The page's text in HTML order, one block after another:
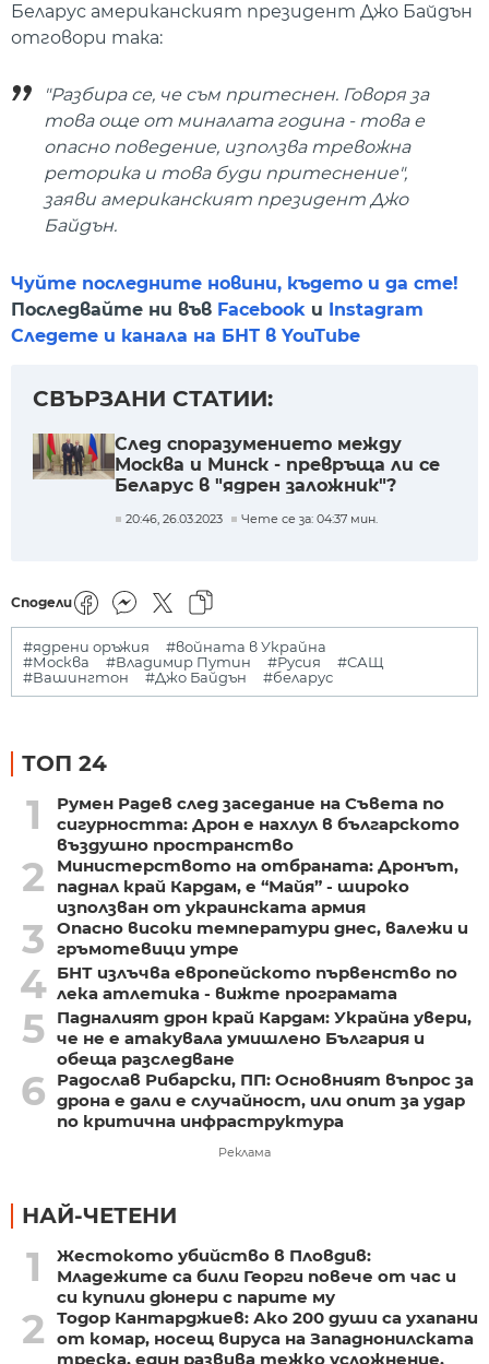
Беларус американският президент Джо Байдън
отговори така:
"Разбира се, че съм притеснен. Говоря за
това още от миналата година - това е
опасно поведение, използва тревожна
реторика и това буди притеснение",
заяви американският президент Джо
Байдън.
Чуйте последните новини, където и да сте!
Последвайте ни във Facebook и Instagram
Следете и канала на БНТ в YouTube
СВЪРЗАНИ СТАТИИ:
След споразумението между
Москва и Минск - превръща ли се
Беларус в "ядрен заложник"?
20:46, 26.03.2023 Чете се за: 04:37 мин.
Сподели
#ядрени оръжия
#войната в Украйна
#Москва
#Владимир Путин #Русия
#САЩ
#Вашингтон
#Джо Байдън #беларус
ТОП 24
1
Румен Радев след заседание на Съвета по
сигурността: Дрон е нахлул в българското
въздушно пространство
2
Министерството на отбраната: Дронът,
паднал край Кардам, е “Майя” - широко
използван от украинската армия
3
Опасно високи температури днес, валежи и
гръмотевици утре
4 БНТ излъчва европейското първенство по
лека атлетика - вижте програмата
5
Падналият дрон край Кардам: Украйна увери,
че не е атакувала умишлено България и
обеща разследване
6
Радослав Рибарски, ПП: Основният въпрос за
дрона е дали е случайност, или опит за удар
по критична инфраструктура
Реклама
НАЙ-ЧЕТЕНИ
1
Жестокото убийство в Пловдив:
Младежите са били Георги повече от час и
си купили дюнери с парите му
2
Тодор Кантарджиев: Ако 200 души са ухапани
от комар, носещ вируса на Западнонилската
треска, един развива тежко усложнение,